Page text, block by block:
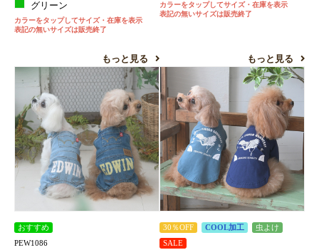
グリーン
カラーをタップしてサイズ・在庫を表示
表記の無いサイズは販売終了
もっと見る
カラーをタップしてサイズ・在庫を表示
表記の無いサイズは販売終了
もっと見る
おすすめ
PEW1086
30％OFF COOL加工
虫よけ
SALE